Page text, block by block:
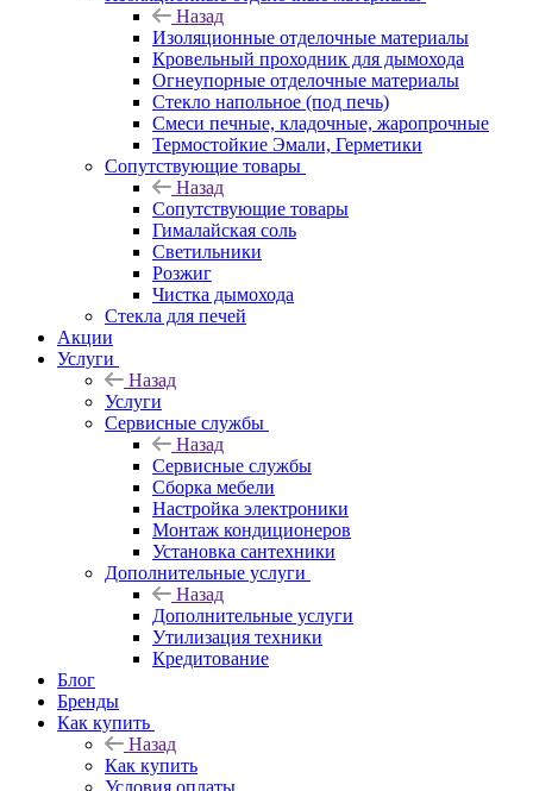
Назад
Изоляционные отделочные материалы
Кровельный проходник для дымохода
Огнеупорные отделочные материалы
Стекло напольное (под печь)
Смеси печные, кладочные, жаропрочные
Термостойкие Эмали, Герметики
Сопутствующие товары
Назад
Сопутствующие товары
Гималайская соль
Светильники
Розжиг
Чистка дымохода
Стекла для печей
Акции
Услуги
Назад
Услуги
Сервисные службы
Назад
Сервисные службы
Сборка мебели
Настройка электроники
Монтаж кондиционеров
Установка сантехники
Дополнительные услуги
Назад
Дополнительные услуги
Утилизация техники
Кредитование
Блог
Бренды
Как купить
Назад
Как купить
Условия оплаты